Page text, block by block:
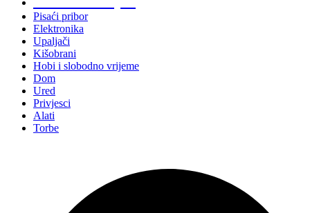
Pisaći pribor
Elektronika
Upaljači
Kišobrani
Hobi i slobodno vrijeme
Dom
Ured
Privjesci
Alati
Torbe